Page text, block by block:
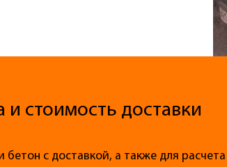
стоимость доставки
с доставкой, а также для